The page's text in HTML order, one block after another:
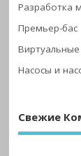
Разработка
Премьер-бас
Насосы и
Свежие